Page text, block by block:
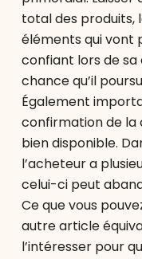
total des produits,
éléments qui vont
confiant lors de sa
chance qu’il
Également
confirmation de la
bien disponible.
l’acheteur a
celui-ci peut
Ce que vous
autre article
l’intéresser pour